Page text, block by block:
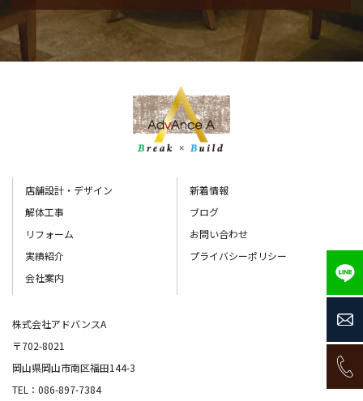
店舗設計・デザイン
解体工事
リフォーム
実績紹介
会社案内
新着情報
ブログ
お問い合わせ
プライバシーポリシー
株式会社アドバンスA
〒702-8021
岡山県岡山市南区福田144-3
TEL：086-897-7384